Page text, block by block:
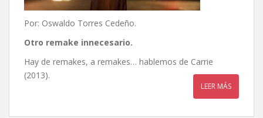
Por: Oswaldo Torres Cedeño.
Otro remake innecesario.
Hay de remakes, a remakes… hablemos de Carrie
(2013).
LEER MÁS